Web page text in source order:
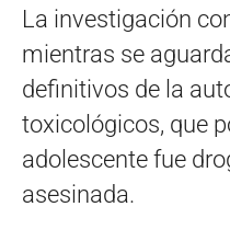
La investigación
mientras se
definitivos de la
toxicológicos, que
adolescente fue
asesinada.